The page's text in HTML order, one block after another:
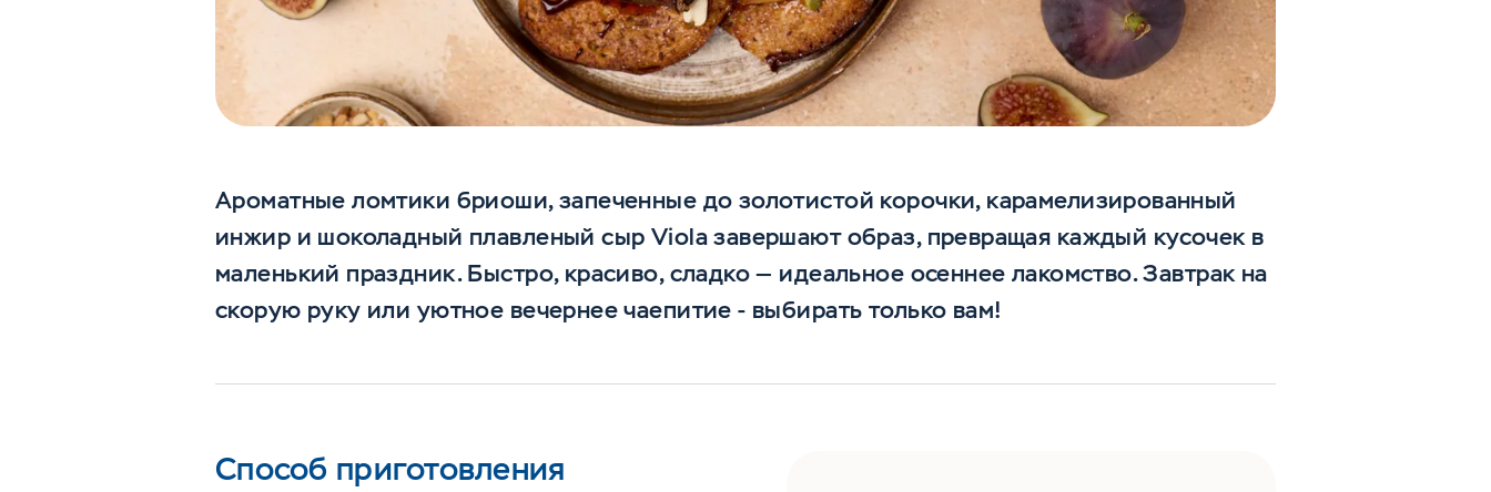
Ароматные ломтики бриоши, запеченные до золотистой корочки, карамелизированный
инжир и шоколадный плавленый сыр Viola завершают образ, превращая каждый кусочек в
маленький праздник. Быстро, красиво, сладко — идеальное осеннее лакомство. Завтрак на
скорую руку или уютное вечернее чаепитие - выбирать только вам!
Способ приготовления